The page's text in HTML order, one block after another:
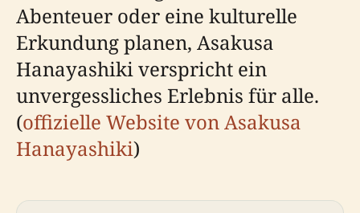
Abenteuer oder eine kulturelle
Erkundung planen, Asakusa
Hanayashiki verspricht ein
unvergessliches Erlebnis für alle.
(offizielle Website von Asakusa
Hanayashiki)